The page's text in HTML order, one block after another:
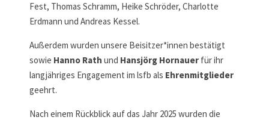
Fest, Thomas Schramm, Heike Schröder, Charlotte
Erdmann und Andreas Kessel.
Außerdem wurden unsere Beisitzer*innen bestätigt
sowie Hanno Rath und Hansjörg Hornauer für ihr
langjähriges Engagement im lsfb als Ehrenmitglieder
geehrt.
Nach einem Rückblick auf das Jahr 2025 wurden die